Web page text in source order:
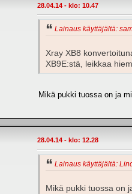
28.04.14 - klo: 10.47
Lainaus käyttäjältä:
Xray XB8
XB9E:stä, leikkaa
Mikä pukki tuossa on ja
28.04.14 - klo: 12.28
Lainaus käyttäjältä:
Mikä pukki tuossa on